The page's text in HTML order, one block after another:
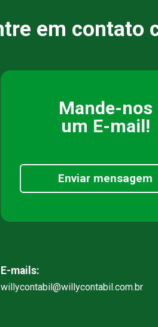
em contato
Mande-nos
um E-mail!
Enviar mensagem
E-mails:
willycontabil@willycontabil.com.br